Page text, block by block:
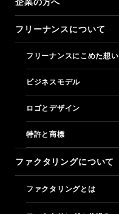
フリーナンスについて
フリーナンスにこめた想い
ビジネスモデル
ロゴとデザイン
特許と商標
ファクタリングについて
ファクタリングとは